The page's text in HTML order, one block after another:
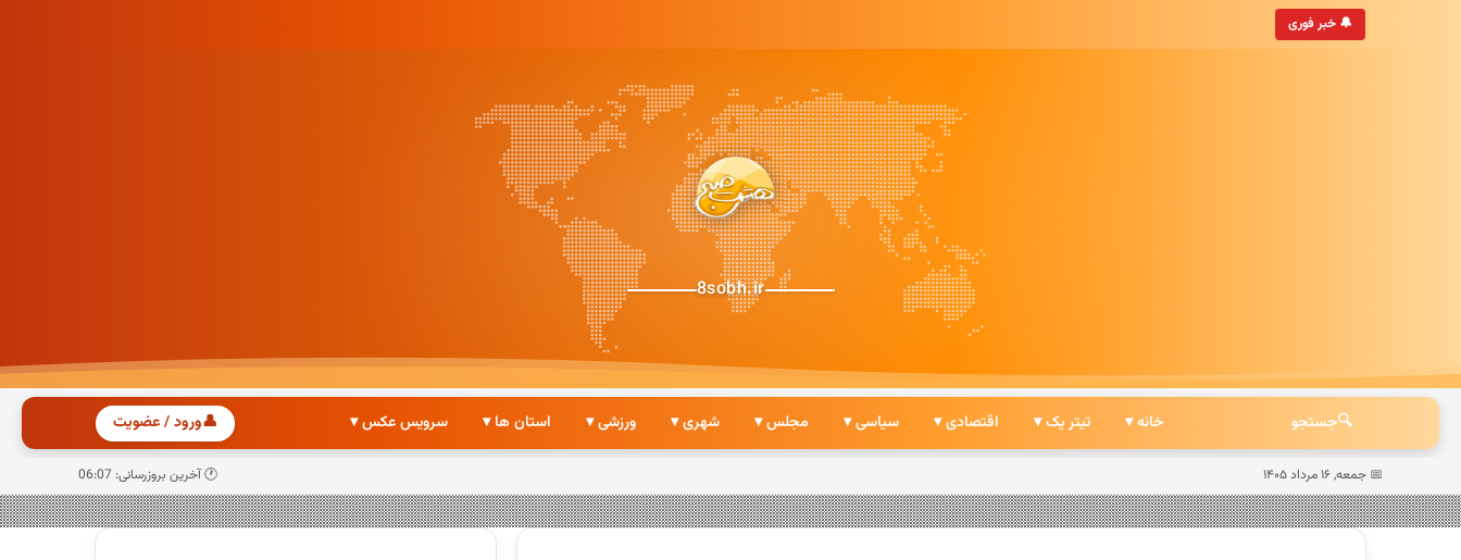
🔔 خبر فوری
• به‌روزترین خبرگزاری ایرانی
8sobh.ir
🔍جستجو خانه ▾ تیتر یک ▾ اقتصادی ▾ سیاسی ▾ مجلس ▾ شهری ▾ ورزشی ▾ استان ها ▾ سرویس عکس ▾ 👤ورود / عضویت
📅 جمعه, ۱۶ مرداد ۱۴۰۵ 🕐 آخرین بروزرسانی: 06:07